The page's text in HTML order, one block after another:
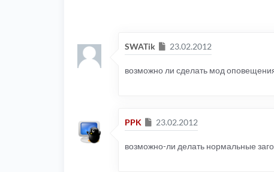
SWATik Сообщение
23.02.2012
возможно ли сделать мод
PPK Сообщение
23.02.2012
возможно-ли делать нормальные